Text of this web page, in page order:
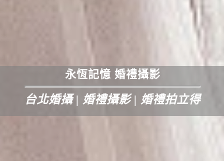
永恆記憶 婚禮攝影
台北婚攝 | 婚禮攝影 | 婚禮拍立得